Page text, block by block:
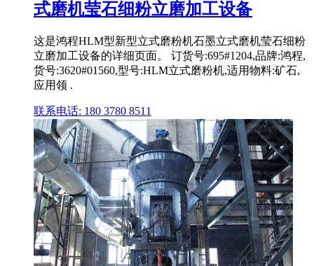
式磨机莹石细粉立磨加工设备
这是鸿程HLM型新型立式磨粉机石墨立式磨机莹石细粉
立磨加工设备的详细页面。 订货号:695#1204,品牌:鸿程,
货号:3620#01560,型号:HLM立式磨粉机,适用物料:矿石,
应用领 .
联系电话: 180 3780 8511